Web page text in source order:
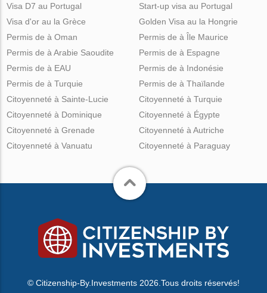
Visa D7 au Portugal
Visa d'or au la Grèce
Start-up visa au Portugal
Golden Visa au la Hongrie
Permis de à Oman
Permis de à Arabie Saoudite
Permis de à EAU
Permis de à Turquie
Permis de à Île Maurice
Permis de à Espagne
Permis de à Indonésie
Permis de à Thaïlande
Citoyenneté à Sainte-Lucie
Citoyenneté à Dominique
Citoyenneté à Grenade
Citoyenneté à Vanuatu
Citoyenneté à Turquie
Citoyenneté à Égypte
Citoyenneté à Autriche
Citoyenneté à Paraguay
© Citizenship-By.Investments 2026.Tous droits réservés!